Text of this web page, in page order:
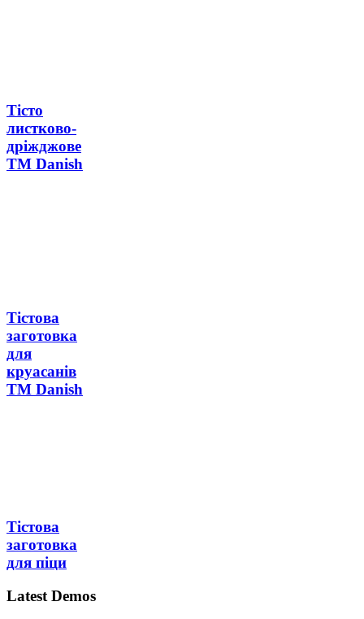
Тісто
листково-
дріжджове
ТМ Danish
Тістова
заготовка
для
круасанів
ТМ Danish
Тістова
заготовка
для піци
Latest Demos